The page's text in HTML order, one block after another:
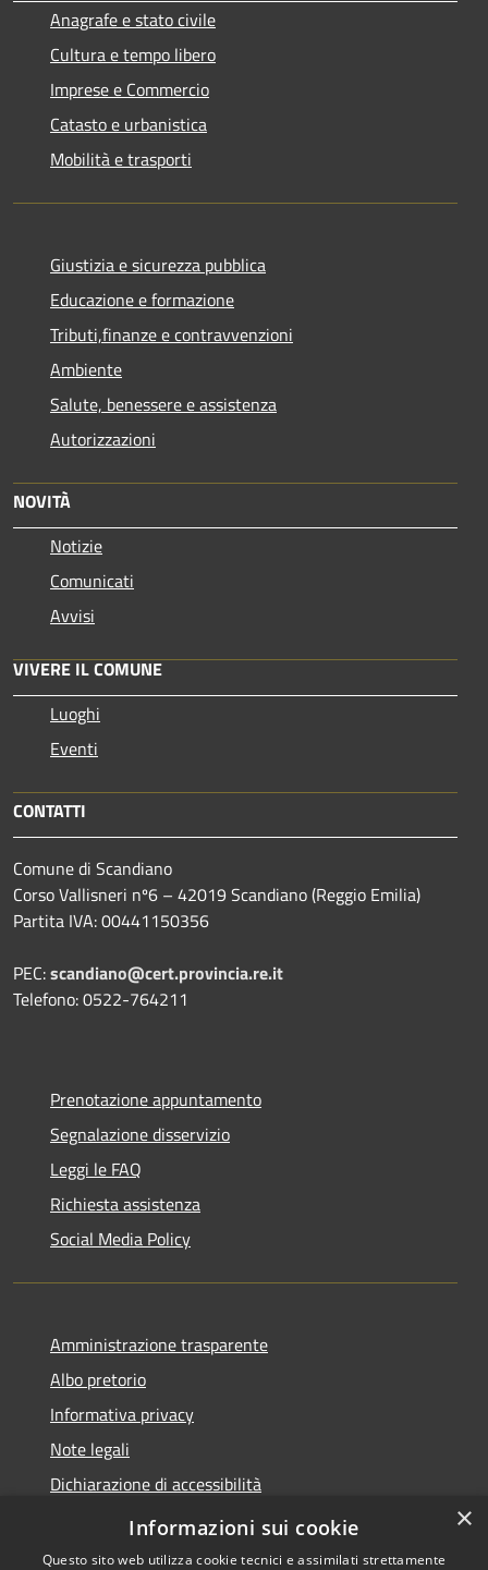
Anagrafe e stato civile
Cultura e tempo libero
Imprese e Commercio
Catasto e urbanistica
Mobilità e trasporti
Giustizia e sicurezza pubblica
Educazione e formazione
Tributi,finanze e contravvenzioni
Ambiente
Salute, benessere e assistenza
Autorizzazioni
NOVITÀ
Notizie
Comunicati
Avvisi
VIVERE IL COMUNE
Luoghi
Eventi
CONTATTI
Comune di Scandiano
Corso Vallisneri nº6 – 42019 Scandiano (Reggio Emilia)
Partita IVA: 00441150356
PEC:scandiano@cert.provincia.re.it
Telefono: 0522-764211
Prenotazione appuntamento
Segnalazione disservizio
Leggi le FAQ
Richiesta assistenza
Social Media Policy
Amministrazione trasparente
Albo pretorio
Informativa privacy
Note legali
Dichiarazione di accessibilità
Piano di miglioramento del sito
×
Informazioni sui cookie
Questo sito web utilizza cookie tecnici e assimilati strettamente